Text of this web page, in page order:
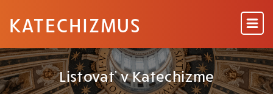
KATECHIZMUS
Listovať v Katechizme